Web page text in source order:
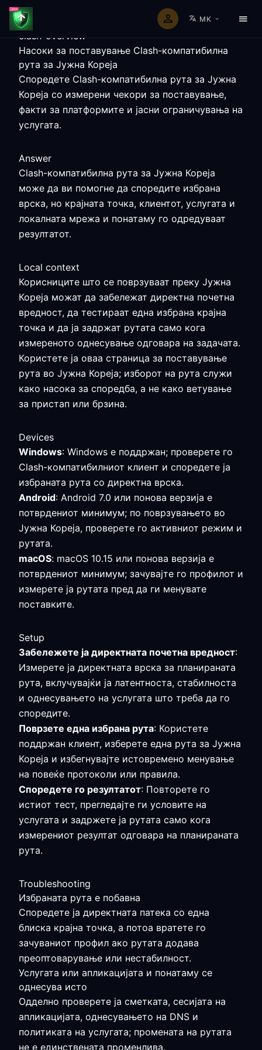
MK
clash-overview
Насоки за поставување Clash-компатибилна
рута за Јужна Кореја
Споредете Clash-компатибилна рута за Јужна
Кореја со измерени чекори за поставување,
факти за платформите и јасни ограничувања на
услугата.
Answer
Clash-компатибилна рута за Јужна Кореја
може да ви помогне да споредите избрана
врска, но крајната точка, клиентот, услугата и
локалната мрежа и понатаму го одредуваат
резултатот.
Local context
Корисниците што се поврзуваат преку Јужна
Кореја можат да забележат директна почетна
вредност, да тестираат една избрана крајна
точка и да ја задржат рутата само кога
измереното однесување одговара на задачата.
Користете ја оваа страница за поставување
рута во Јужна Кореја; изборот на рута служи
како насока за споредба, а не како ветување
за пристап или брзина.
Devices
Windows: Windows е поддржан; проверете го
Clash-компатибилниот клиент и споредете ја
избраната рута со директна врска.
Android: Android 7.0 или понова верзија е
потврдениот минимум; по поврзувањето во
Јужна Кореја, проверете го активниот режим и
рутата.
macOS: macOS 10.15 или понова верзија е
потврдениот минимум; зачувајте го профилот и
измерете ја рутата пред да ги менувате
поставките.
Setup
Забележете ја директната почетна вредност:
Измерете ја директната врска за планираната
рута, вклучувајќи ја латентноста, стабилноста
и однесувањето на услугата што треба да го
споредите.
Поврзете една избрана рута: Користете
поддржан клиент, изберете една рута за Јужна
Кореја и избегнувајте истовремено менување
на повеќе протоколи или правила.
Споредете го резултатот: Повторете го
истиот тест, прегледајте ги условите на
услугата и задржете ја рутата само кога
измерениот резултат одговара на планираната
рута.
Troubleshooting
Избраната рута е побавна
Споредете ја директната патека со една
блиска крајна точка, а потоа вратете го
зачуваниот профил ако рутата додава
преоптоварување или нестабилност.
Услугата или апликацијата и понатаму се
однесува исто
Одделно проверете ја сметката, сесијата на
апликацијата, однесувањето на DNS и
политиката на услугата; промената на рутата
не е единствената променлива.